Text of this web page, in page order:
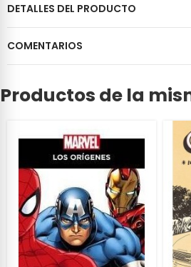
DETALLES DEL PRODUCTO
COMENTARIOS
Productos de la